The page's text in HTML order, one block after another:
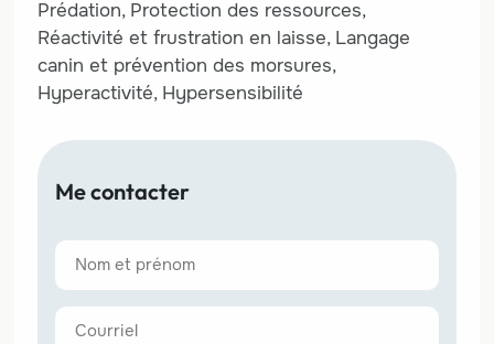
Prédation, Protection des ressources,
Réactivité et frustration en laisse, Langage
canin et prévention des morsures,
Hyperactivité, Hypersensibilité
Me contacter